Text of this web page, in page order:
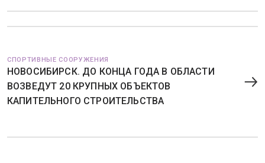
СПОРТИВНЫЕ СООРУЖЕНИЯ
НОВОСИБИРСК. ДО КОНЦА ГОДА В ОБЛАСТИ
ВОЗВЕДУТ 20 КРУПНЫХ ОБЪЕКТОВ
КАПИТЕЛЬНОГО СТРОИТЕЛЬСТВА